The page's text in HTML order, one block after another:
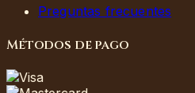
Preguntas frecuentes
Métodos de pago